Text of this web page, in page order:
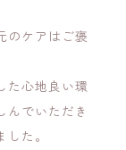
のケアはご褒
た心地良い環
んでいただき
た。